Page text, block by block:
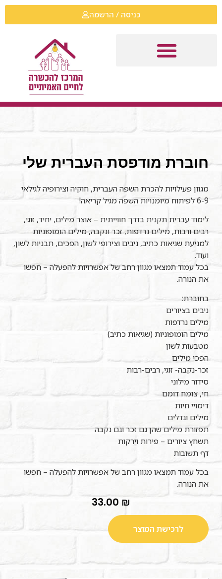
כניסה / הרשמה
חוברת מודפסת העברית שלי
מגוון פעילויות להכרת השפה העברית, חוקיה וצירופיה לגילאי
6-9 לפיתוח מיומנויות השפה מגיל קריאה!
לימוד עברית תקנית בדרך חווייתית – אוצר מילים, יחיד, זוגי,
רבים ורבות, מילים נרדפות, זכר ונקבה, מילים הומופוניות
למניעת שגיאות כתיב, ניבים וצירופי לשון, הפכים, תבניות לשון,
ועוד.
בכל עמוד תמצאו מגוון רחב של אפשרויות להפעלה – חפשו
את הנורה.
בחוברת:
ניבים בציורים
מילים נרדפות
מילים הומופוניות (שגיאות כתיב)
מטבעות לשון
הפכי מילים
זכר-נקבה- זוגי, רבים-רבות
סידור מילוני
חי, צומח דומם
דימויי חיות
מילים וגדלים
תפזורת מילים שהן גם זכר וגם נקבה
תשחץ ציורים – פירות וירקות
דף תשובות
בכל עמוד תמצאו מגוון רחב של אפשרויות להפעלה – חפשו
את הנורה.
33.00 ₪
לרכישת המוצר